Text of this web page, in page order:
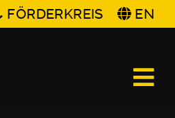
FÖRDERKREIS EN